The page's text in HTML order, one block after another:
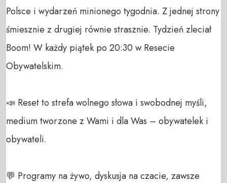
Polsce i wydarzeń minionego tygodnia. Z jednej strony
śmiesznie z drugiej równie strasznie. Tydzień zleciał
Boom! W każdy piątek po 20:30 w Resecie
Obywatelskim.
📣 Reset to strefa wolnego słowa i swobodnej myśli,
medium tworzone z Wami i dla Was – obywatelek i
obywateli.
💬 Programy na żywo, dyskusja na czacie, zawsze